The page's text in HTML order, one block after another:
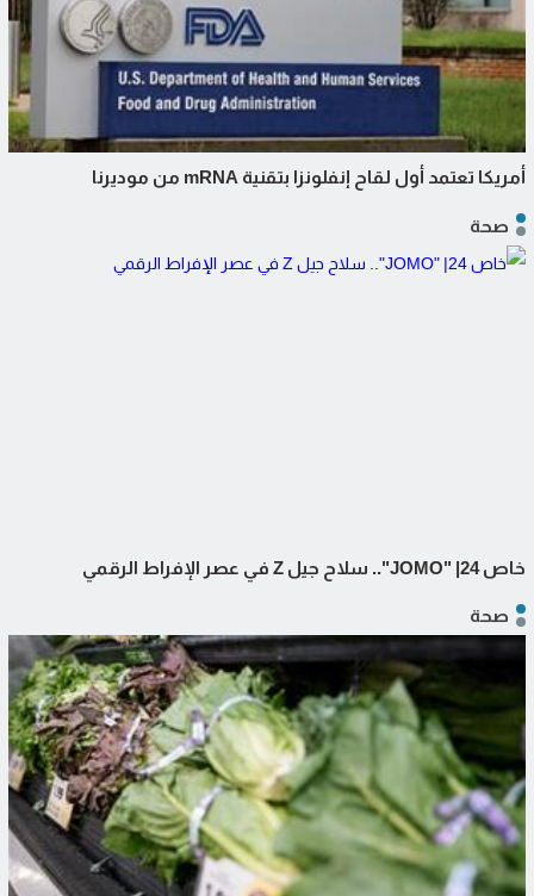
أمريكا تعتمد أول لقاح إنفلونزا بتقنية mRNA من موديرنا
صحة
خاص 24| "JOMO".. سلاح جيل Z في عصر الإفراط الرقمي
صحة